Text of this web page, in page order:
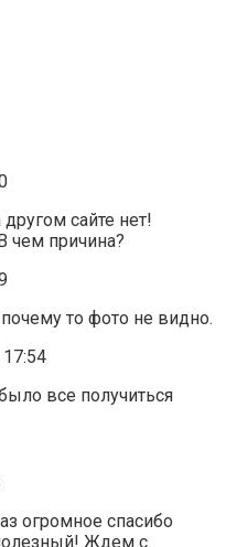
сайте нет!
чем причина?
то фото не видно.
все получиться
огромное спасибо
Ждем с